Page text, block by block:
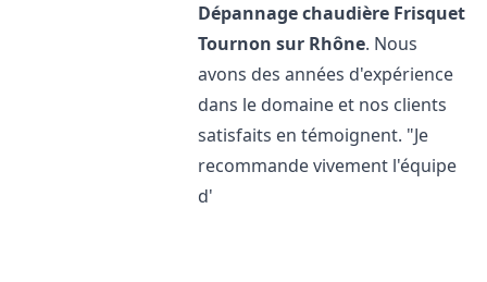
Dépannage chaudière Frisquet
Tournon sur Rhône. Nous
avons des années d'expérience
dans le domaine et nos clients
satisfaits en témoignent. "Je
recommande vivement l'équipe
d'